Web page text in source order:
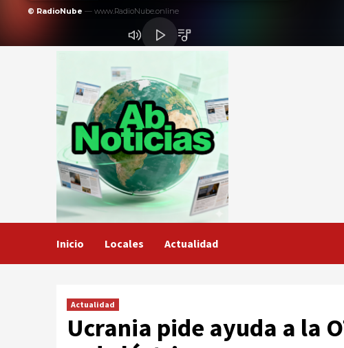
Inicio Locales Actualidad
Actualidad
Ucrania pide ayuda a la